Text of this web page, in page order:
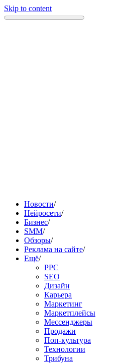
Skip to content
Новости/
Нейросети/
Бизнес/
SMM/
Обзоры/
Реклама на сайте/
Ещё/
PPC
SEO
Дизайн
Карьера
Маркетинг
Маркетплейсы
Мессенджеры
Продажи
Поп-культура
Технологии
Трибуна